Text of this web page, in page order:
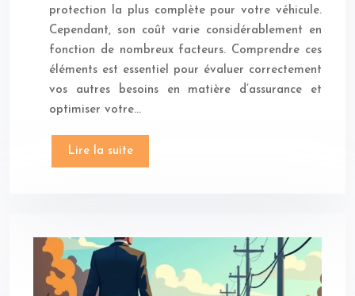
protection la plus complète pour votre véhicule.
Cependant, son coût varie considérablement en
fonction de nombreux facteurs. Comprendre ces
éléments est essentiel pour évaluer correctement
vos autres besoins en matière d’assurance et
optimiser votre…
Lire la suite